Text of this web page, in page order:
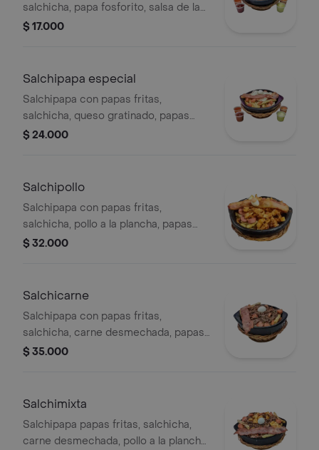
salchicha, papa fosforito, salsa de la
casa y huevo de codorniz.
$ 17.000
Salchipapa especial
Salchipapa con papas fritas,
salchicha, queso gratinado, papas
fosforito, tocineta, salsa de la casa y
$ 24.000
Salchipollo
Salchipapa con papas fritas,
salchicha, pollo a la plancha, papas
fosforito, tocineta, salsa de la casa y
$ 32.000
Salchicarne
Salchipapa con papas fritas,
salchicha, carne desmechada, papas
fosforito, tocineta, salsa de la casa y
$ 35.000
Salchimixta
Salchipapa papas fritas, salchicha,
carne desmechada, pollo a la plancha,